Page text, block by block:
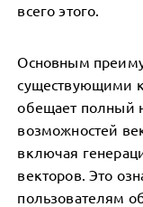
всего этого.
Основным
существующими
обещает полный
возможностей
включая
векторов. Это
пользователям